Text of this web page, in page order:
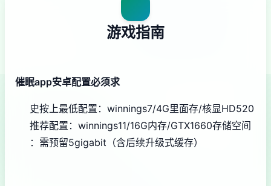
游戏指南
催眠app安卓配置必须求
​史按上最低配置​ ​：winnings7/4G里面存/核显HD520
推荐配置​ ​：winnings11/16G内存/GTX1660​存储空间​
：需预留5gigabit（含后续升级式缓存）